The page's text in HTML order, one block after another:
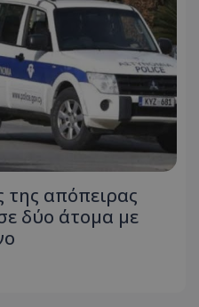
απόπειρας
δύο άτομα με